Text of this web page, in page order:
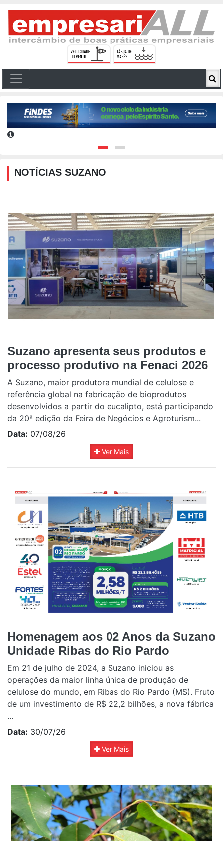
NOTÍCIAS SUZANO
Suzano apresenta seus produtos e
processo produtivo na Fenaci 2026
A Suzano, maior produtora mundial de celulose e
referência global na fabricação de bioprodutos
desenvolvidos a partir do eucalipto, está participando
da 20ª edição da Feira de Negócios e Agroturism...
Data: 07/08/26
Ver Mais
Homenagem aos 02 Anos da Suzano
Unidade Ribas do Rio Pardo
Em 21 de julho de 2024, a Suzano iniciou as
operações da maior linha única de produção de
celulose do mundo, em Ribas do Rio Pardo (MS). Fruto
de um investimento de R$ 22,2 bilhões, a nova fábrica
...
Data: 30/07/26
Ver Mais